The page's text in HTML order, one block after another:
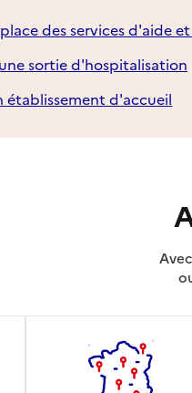
des services d'aide
sortie d'hospitalisation
établissement d'accueil